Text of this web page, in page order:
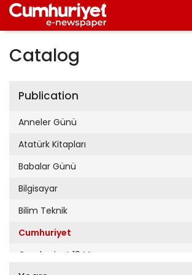
Catalog
Publication
Anneler Günü
Atatürk Kitapları
Babalar Günü
Bilgisayar
Bilim Teknik
Cumhuriyet
Cumhuriyet 19 Mayıs